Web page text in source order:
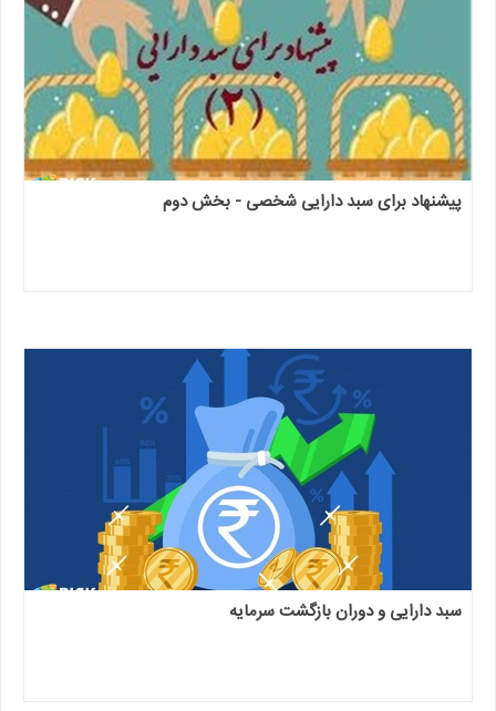
پیشنهاد برای سبد دارایی شخصی - بخش دوم
سبد دارایی و دوران بازگشت سرمایه